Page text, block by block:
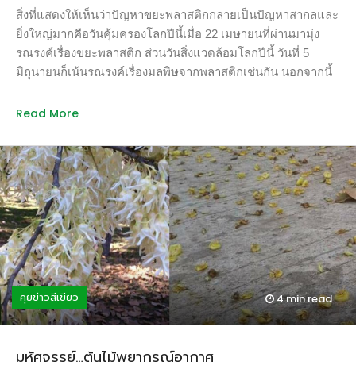
และคาดว่าปี 2560 จะมีมูลค่าประมาณ 4,920-5,000 ล้านบาท
โดยขยะอิเล็กทรอนิกส์ 1 ตันสร้างมูลค่าได้ 67,100 บาท อาจมี
คำถามว่าหากเป็นธุรกิจที่หอมหวานจริง ทำไมประเทศต่างๆ จึง
พยายามผลักดันขยะอิเลกทรอนิกส์ไปให้พ้นเขตแดนของตัวเอง
คำตอบคือในประเทศพัฒนาแล้วซึ่งมีมาตรฐานความปลอดภัยต่อ
และการกำจัดขยะดังกล่าวมีต้นทุนสูงกว่าผลักภาระไปยังประเทศ
ตกค้างอยู่ในดินน้ำและอากาศอยู่นั่นเอง […]
สิ่งที่แสดงให้เห็นว่าปัญหาขยะพลาสติกกลายเป็นปัญหาสากลและ
ยิ่งใหญ่มากคือวันคุ้มครองโลกปีนี้เมื่อ 22 เมษายนที่ผ่านมามุ่ง
รณรงค์เรื่องขยะพลาสติก ส่วนวันสิ่งแวดล้อมโลกปีนี้ วันที่ 5
มิถุนายนก็เน้นรณรงค์เรื่องมลพิษจากพลาสติกเช่นกัน นอกจากนี้
ในมหาสมุทรแปซิฟิคมีขนาดเท่าประเทศฝรั่งเศสแล้ว ซึ่งใหญ่กว่า
ประเทศที่ทิ้งขยะลงทะเลมากที่สุดในโลก อาจเป็นเพราะคนส่วน
ใหญ่คิดว่าขยะเป็นเรื่องไกลตัว ทะเลและมหาสมุทรนั้นอยู่ห่างไกล
ไม่อาจส่งผลกระทบกับการกินอยู่ของเราได้ นับว่าเข้าใจผิดอย่าง
ยิ่ง ขยะที่เราใช้และทิ้งไม่ได้หายไปไหน เพียงแต่แปรรูปออกมา
เป็นชิ้นส่วนเล็กๆ สอดแทรกอยู่ในสิ่งแวดล้อม และย้อนกลับมาหา
เราผ่านอาหารการกินของเรานั่นเอง ช่วง 2-3 ปีมานี้มีข่าวการวิจัย
การปนเปื้อนพลาสติกในอาหารหลักของมนุษย์ออกมาเป็นระยะ
ทั้งน้ำประปา เบียร์ เกลือ และสัตว์ทะเลล้วนมีพลาสติกจิ๋วหรือ
ไมโครพลาสติกปนเปื้อนอยู่ทั้งสิ้น ต้นเมษายนที่ผ่านมา นักวิจัยใน
สหรัฐอเมริกาวิเคราะห์ตัวอย่างน้ำประปา 159 ตัวอย่าง ใน 14
ประเทศกำลังพัฒนาอย่างละครึ่ง พบว่ากลุ่มตัวอย่าง 81 % ปน
Read More
คุยข่าวสีเขียว 4 minread
มหัศจรรย์…ต้นไม้พยากรณ์อากาศ